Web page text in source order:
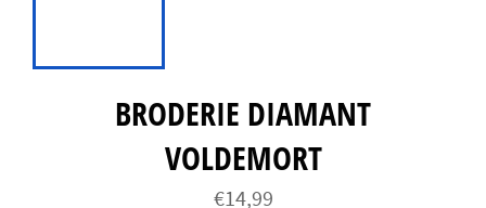
BRODERIE DIAMANT
VOLDEMORT
Prix
€14,99